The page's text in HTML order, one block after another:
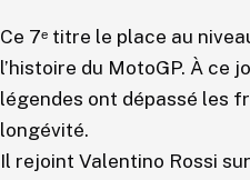
Ce 7ᵉ titre le place au
l’histoire du MotoGP. À ce
légendes ont dépassé les
longévité.
Il rejoint Valentino Rossi